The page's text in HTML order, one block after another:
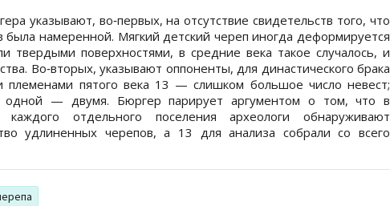
указывают, во‑первых, на отсутствие свидетельств того, что
намеренной. Мягкий детский череп иногда деформируется
твердыми поверхностями, в средние века такое случалось, и
Во‑вторых, указывают оппоненты, для династического брака
племенами пятого века 13 — слишком большое число невест;
одной — двумя. Бюргер парирует аргументом о том, что в
каждого отдельного поселения археологи обнаруживают
удлиненных черепов, а 13 для анализа собрали со всего